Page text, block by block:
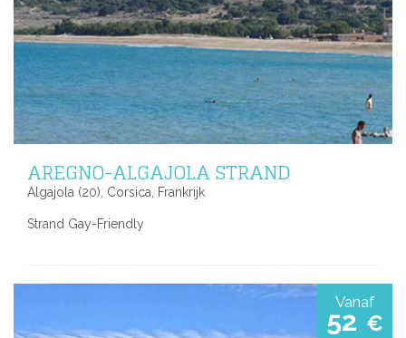
AREGNO-ALGAJOLA STRAND
Algajola (20), Corsica, Frankrijk
Strand Gay-Friendly
Vanaf
52 €